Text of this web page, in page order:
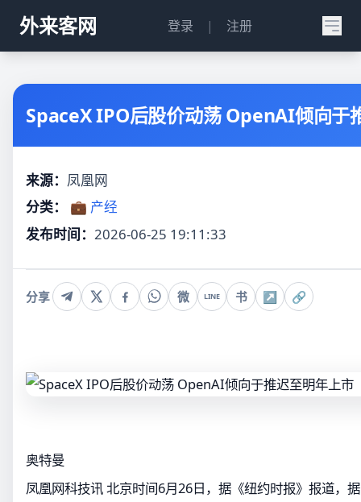
外来客网 登录 | 注册
SpaceX IPO后股价动荡 OpenAI倾向于
来源： 凤凰网
分类：
💼 产经
发布时间： 2026-06-25 19:11:33
分享 微 LINE 书 ↗ 🔗
奥特曼
凤凰网科技讯 北京时间6月26日，据《纽约时报》报道，